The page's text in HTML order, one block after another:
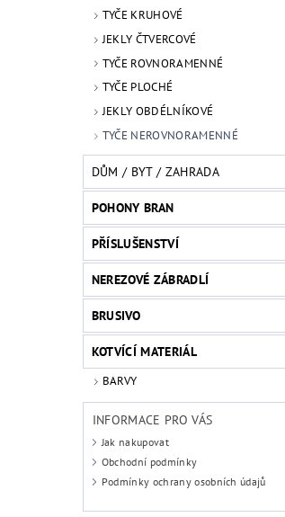
TYČE KRUHOVÉ
JEKLY ČTVERCOVÉ
TYČE ROVNORAMENNÉ
TYČE PLOCHÉ
JEKLY OBDÉLNÍKOVÉ
TYČE NEROVNORAMENNÉ
DŮM / BYT / ZAHRADA
POHONY BRAN
PŘÍSLUŠENSTVÍ
NEREZOVÉ ZÁBRADLÍ
BRUSIVO
KOTVÍCÍ MATERIÁL
BARVY
INFORMACE PRO VÁS
Jak nakupovat
Obchodní podmínky
Podmínky ochrany osobních údajů